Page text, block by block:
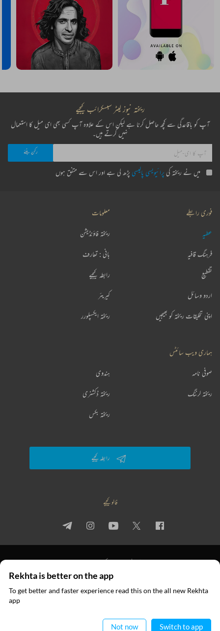
ریختہ نیوز لیٹر سبسکرائب کیجیے
آپ کو باقاعدگی سے کچھ حاصل کرنا ہے لیکن اس کے علاوہ آپ کسی بھی ای میل کا استعمال
نہیں کرتے ہیں۔
میں نے ریختہ کی پرائیویسی پالیسی پڑھ لی ہے اور اس سے متفق ہوں
فوری رابطے
عطیہ
فرہنگ قافیہ
تقطیع
اردو وسائل
اپنی تخلیقات ریختہ کو بھیجیں
معلومات
ریختہ فاؤنڈیشن
بانی : تعارف
رابطہ کیجیے
کیریئر
ریختہ ایکسپلورر
ہماری ویب سائٹس
ہندوی صوفی نامہ
ریختہ ڈکشنری ریختہ لرننگ
ریختہ بکس
رابطہ کیجیے
فالو کیجیے
© 2026 Rekhta™ Foundation. All rights reserved.
Rekhta is better on the app
To get better and faster experience read this on the all new Rekhta
app
Not now Switch to app